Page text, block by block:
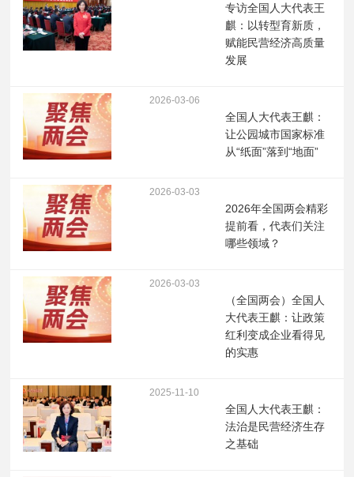
专访全国人大代表王
麒：以转型育新质，
赋能民营经济高质量
发展
2026-03-06
全国人大代表王麒：
让公园城市国家标准
从“纸面”落到“地面”
2026-03-03
2026年全国两会精彩
提前看，代表们关注
哪些领域？
2026-03-03
（全国两会）全国人
大代表王麒：让政策
红利变成企业看得见
的实惠
2025-11-10
全国人大代表王麒：
法治是民营经济生存
之基础